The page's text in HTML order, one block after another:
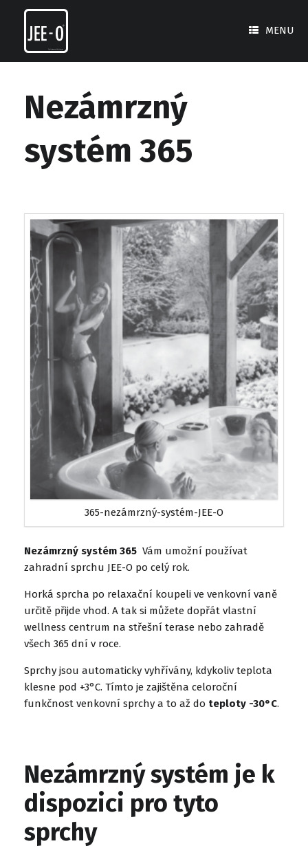
content
MENU
Nezámrzný
systém 365
365-nezámrzný-systém-JEE-O
Nezámrzný systém 365 Vám umožní používat
zahradní sprchu JEE-O po celý rok.
Horká sprcha po relaxační koupeli ve venkovní vaně
určitě přijde vhod. A tak si můžete dopřát vlastní
wellness centrum na střešní terase nebo zahradě
všech 365 dní v roce.
Sprchy jsou automaticky vyhřívány, kdykoliv teplota
klesne pod +3°C. Tímto je zajištěna celoroční
funkčnost venkovní sprchy a to až do teploty -30°C.
Nezámrzný systém je k
dispozici pro tyto
sprchy